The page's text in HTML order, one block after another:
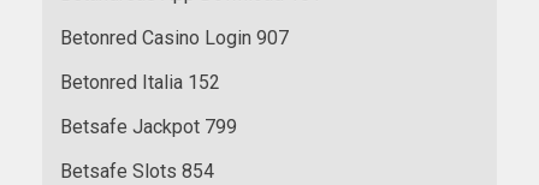
Betonred Casino Login 907
Betonred Italia 152
Betsafe Jackpot 799
Betsafe Slots 854